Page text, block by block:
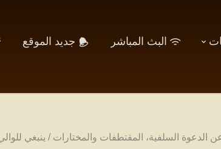
البث المباشر جديد الموقع
الدعوة السلفية، المقتطفات والمختارات / ينبغي